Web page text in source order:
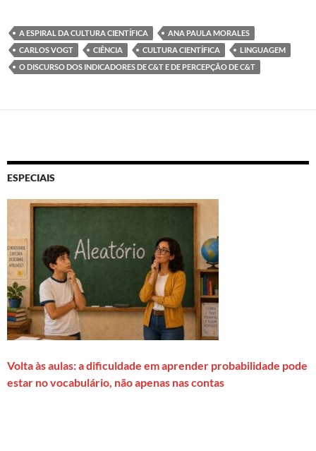
A ESPIRAL DA CULTURA CIENTÍFICA
ANA PAULA MORALES
CARLOS VOGT
CIÊNCIA CULTURA CIENTÍFICA
LINGUAGEM
O DISCURSO DOS INDICADORES DE C&T E DE PERCEPÇÃO DE C&T
ESPECIAIS
Volta às aulas: a dificuldade em aprender probabilidade pode
estar no vocabulário, não apenas nas contas